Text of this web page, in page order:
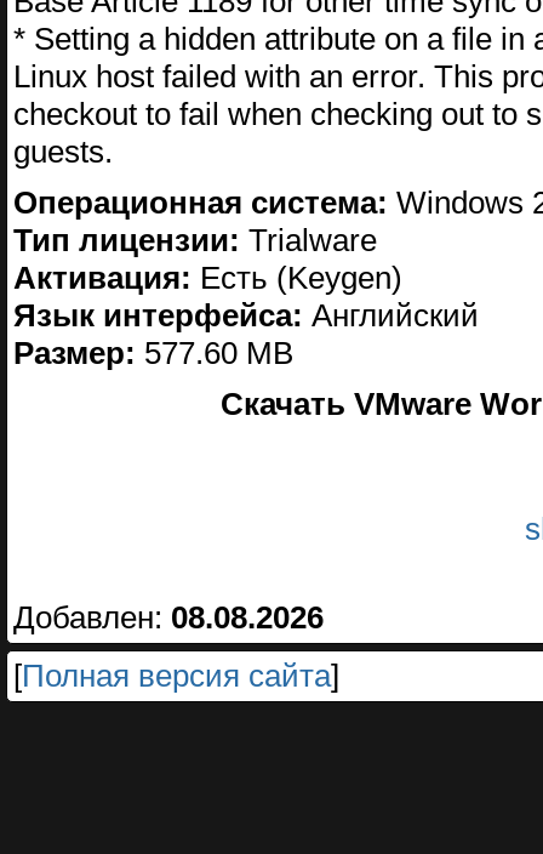
* Setting a hidden attribute on a file
Linux host failed with an error. This
checkout to fail when checking out to
guests.
Операционная система: Windows
Тип лицензии: Trialware
Активация: Есть (Keygen)
Язык интерфейса: Английский
Размер: 577.60 MB
Скачать VMware
Добавлен: 08.08.2026
[Полная версия сайта]